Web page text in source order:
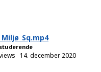
Miljø_Sq.mp4
14. december 2020